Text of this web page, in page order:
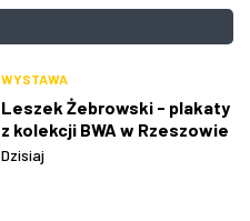
WYSTAWA
Leszek Żebrowski - plakaty
z kolekcji BWA w Rzeszowie
Dzisiaj